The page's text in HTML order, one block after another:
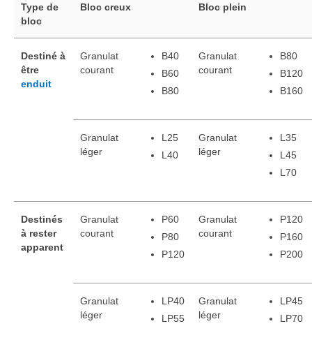
Type de
bloc
Bloc creux Bloc plein
Destiné à
être
enduit
Granulat
courant
B40
B60
B80
Granulat
courant
B80
B120
B160
Granulat
léger
L25
L40
Granulat
léger
L35
L45
L70
Destinés
à rester
apparent
Granulat
courant
P60
P80
P120
Granulat
courant
P120
P160
P200
Granulat
léger
LP40
LP55
Granulat
léger
LP45
LP70